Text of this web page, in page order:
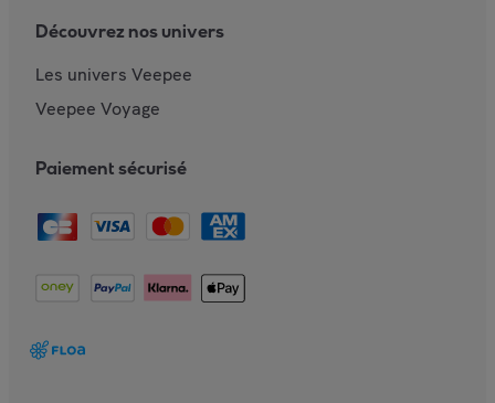
Découvrez nos univers
Les univers Veepee
Veepee Voyage
Paiement sécurisé